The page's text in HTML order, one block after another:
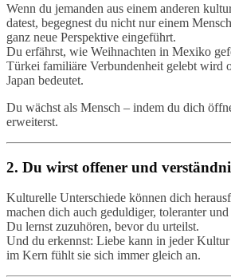
Wenn du jemanden aus einem anderen
datest, begegnest du nicht nur einem
ganz neue Perspektive eingeführt.
Du erfährst, wie Weihnachten in Mexiko
Türkei familiäre Verbundenheit gelebt wird
Japan bedeutet.
Du wächst als Mensch – indem du dich
erweiterst.
2. Du wirst offener und
Kulturelle Unterschiede können dich
machen dich auch geduldiger, toleranter
Du lernst zuzuhören, bevor du urteilst.
Und du erkennst: Liebe kann in jeder Kultur
im Kern fühlt sie sich immer gleich an.